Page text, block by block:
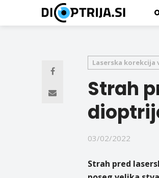
Laserska korekcija
Strah
03/02/2022
Strah pred